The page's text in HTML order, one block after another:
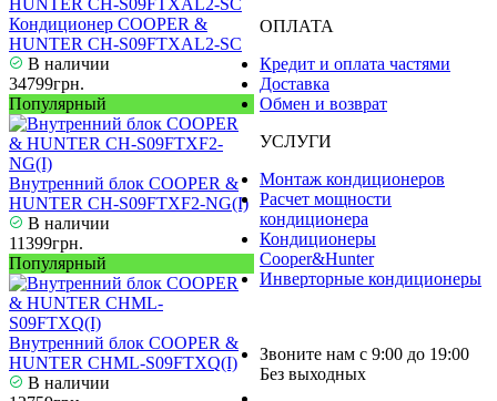
Кондиционер COOPER &
HUNTER CH-S09FTXAL2-SC
В наличии
34799грн.
Популярный
Внутренний блок COOPER &
HUNTER CH-S09FTXF2-NG(I)
В наличии
11399грн.
Популярный
Внутренний блок COOPER &
HUNTER CHML-S09FTXQ(I)
В наличии
ОПЛАТА
Кредит и оплата частями
Доставка
Обмен и возврат
УСЛУГИ
Монтаж кондиционеров
Расчет мощности
кондиционера
Кондиционеры
Cooper&Hunter
Инверторные кондиционеры
Звоните нам с 9:00 до 19:00
Без выходных